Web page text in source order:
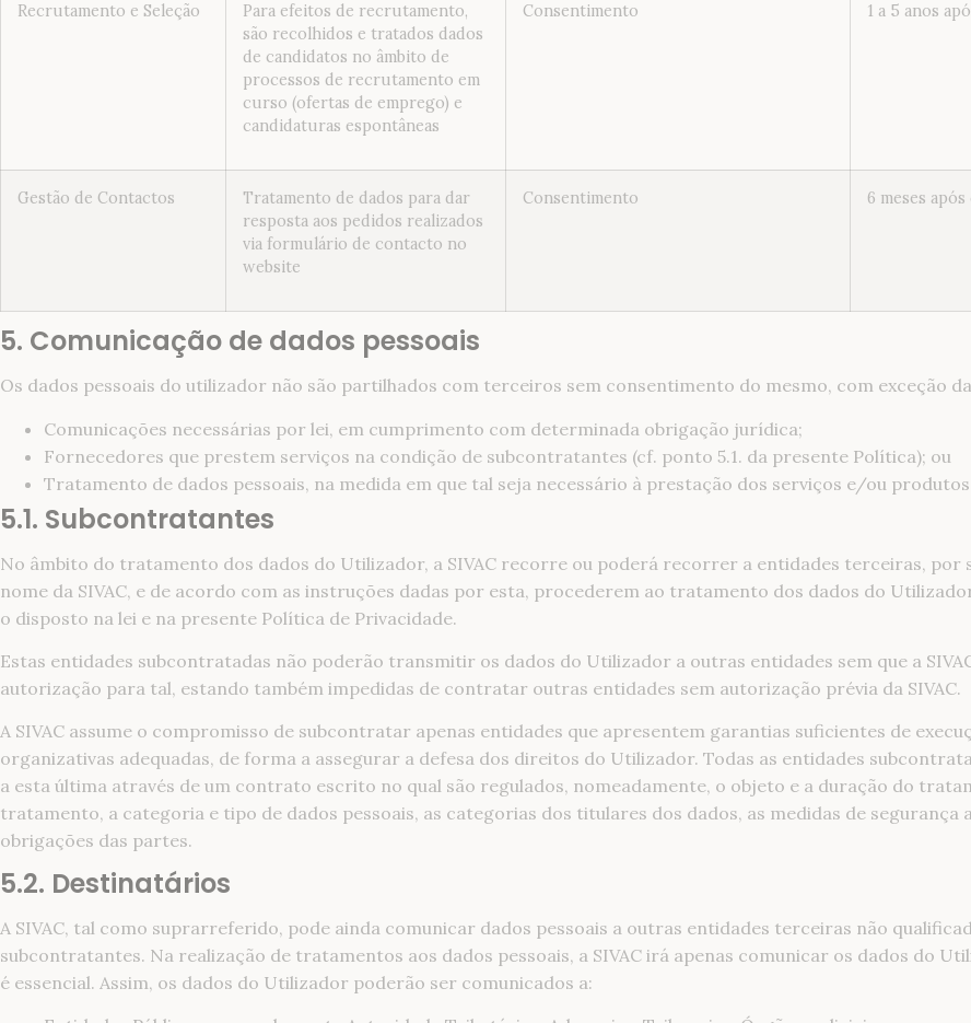
Recrutamento e Seleção
Para efeitos de recrutamento,
são recolhidos e tratados dados
de candidatos no âmbito de
processos de recrutamento em
curso (ofertas de emprego) e
candidaturas espontâneas
Consentimento 1 a 5 anos
Gestão de Contactos
Tratamento de dados para dar
resposta aos pedidos realizados
via formulário de contacto no
website
Consentimento 6 meses
5. Comunicação de dados pessoais
Os dados pessoais do utilizador não são partilhados com terceiros sem consentimento do mesmo, com exceção
Comunicações necessárias por lei, em cumprimento com determinada obrigação jurídica;
Fornecedores que prestem serviços na condição de subcontratantes (cf. ponto 5.1. da presente Política); ou
Tratamento de dados pessoais, na medida em que tal seja necessário à prestação dos serviços e/ou produtos
5.1. Subcontratantes
No âmbito do tratamento dos dados do Utilizador, a SIVAC recorre ou poderá recorrer a entidades terceiras, por
nome da SIVAC, e de acordo com as instruções dadas por esta, procederem ao tratamento dos dados do
o disposto na lei e na presente Política de Privacidade.
Estas entidades subcontratadas não poderão transmitir os dados do Utilizador a outras entidades sem que a
autorização para tal, estando também impedidas de contratar outras entidades sem autorização prévia da SIVAC.
A SIVAC assume o compromisso de subcontratar apenas entidades que apresentem garantias suficientes de
organizativas adequadas, de forma a assegurar a defesa dos direitos do Utilizador. Todas as entidades
a esta última através de um contrato escrito no qual são regulados, nomeadamente, o objeto e a duração do
tratamento, a categoria e tipo de dados pessoais, as categorias dos titulares dos dados, as medidas de segurança
obrigações das partes.
5.2. Destinatários
A SIVAC, tal como suprarreferido, pode ainda comunicar dados pessoais a outras entidades terceiras não
subcontratantes. Na realização de tratamentos aos dados pessoais, a SIVAC irá apenas comunicar os dados do
é essencial. Assim, os dados do Utilizador poderão ser comunicados a: